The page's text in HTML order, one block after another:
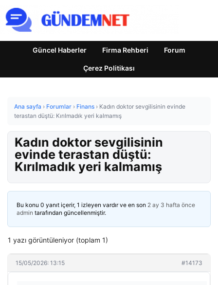
Güncel Haberler Firma Rehberi Forum
Çerez Politikası
Ana sayfa › Forumlar › Finans › Kadın doktor sevgilisinin evinde
terastan düştü: Kırılmadık yeri kalmamış
Kadın doktor sevgilisinin
evinde terastan düştü:
Kırılmadık yeri kalmamış
Bu konu 0 yanıt içerir, 1 izleyen vardır ve en son 2 ay 3 hafta önce
admin tarafından güncellenmiştir.
1 yazı görüntüleniyor (toplam 1)
15/05/2026: 13:15 #14173